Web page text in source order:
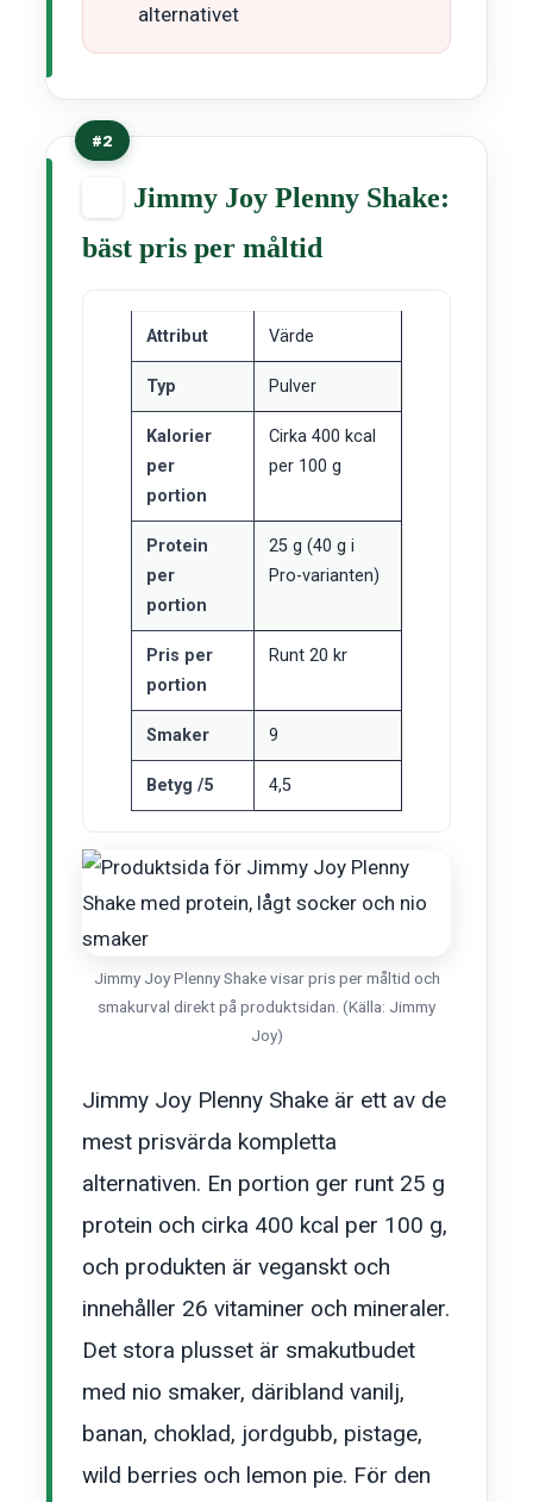
alternativet
#2
Jimmy Joy Plenny Shake:
bäst pris per måltid
Attribut Värde
Typ Pulver
Kalorier
per
portion
Cirka 400 kcal
per 100 g
Protein
per
portion
25 g (40 g i
Pro-varianten)
Pris per
portion
Runt 20 kr
Smaker 9
Betyg /5 4,5
Jimmy Joy Plenny Shake visar pris per måltid och
smakurval direkt på produktsidan. (Källa: Jimmy
Joy)
Jimmy Joy Plenny Shake är ett av de
mest prisvärda kompletta
alternativen. En portion ger runt 25 g
protein och cirka 400 kcal per 100 g,
och produkten är veganskt och
innehåller 26 vitaminer och mineraler.
Det stora plusset är smakutbudet
med nio smaker, däribland vanilj,
banan, choklad, jordgubb, pistage,
wild berries och lemon pie. För den